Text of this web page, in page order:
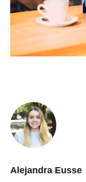
Alejandra Eusse